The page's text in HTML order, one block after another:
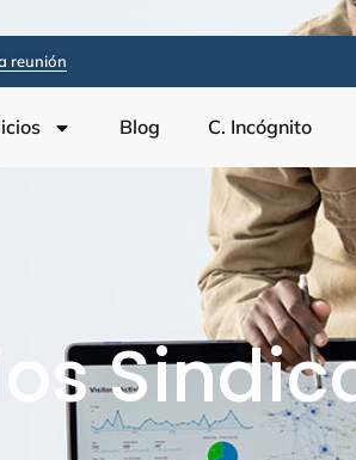
reunión
Blog C. Incógnito